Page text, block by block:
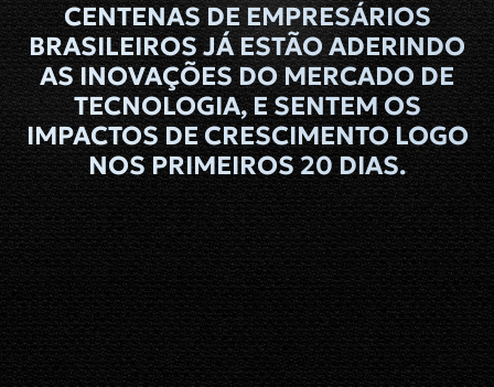
CENTENAS DE EMPRESÁRIOS
BRASILEIROS JÁ ESTÃO ADERINDO
AS INOVAÇÕES DO MERCADO DE
TECNOLOGIA, E SENTEM OS
IMPACTOS DE CRESCIMENTO LOGO
NOS PRIMEIROS 20 DIAS.